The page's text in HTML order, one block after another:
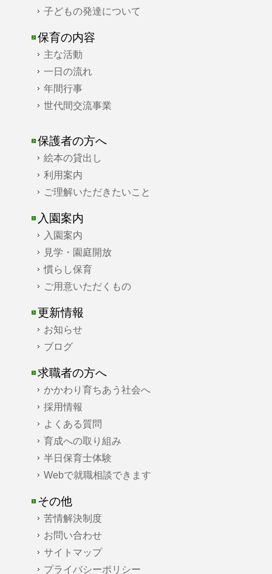
子どもの発達について
保育の内容
主な活動
一日の流れ
年間行事
世代間交流事業
保護者の方へ
絵本の貸出し
利用案内
ご理解いただきたいこと
入園案内
入園案内
見学・園庭開放
慣らし保育
ご用意いただくもの
更新情報
お知らせ
ブログ
求職者の方へ
かかわり育ちあう社会へ
採用情報
よくある質問
育成への取り組み
半日保育士体験
Webで就職相談できます
その他
苦情解決制度
お問い合わせ
サイトマップ
プライバシーポリシー